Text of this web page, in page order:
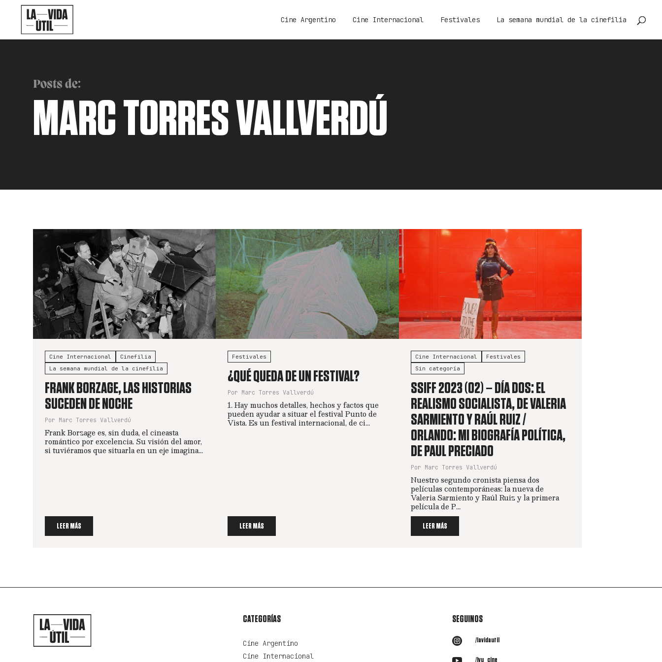
Cine Argentino Cine Internacional Festivales La semana mundial de la cinefilia
Posts de:
MARC TORRES VALLVERDÚ
Cine Internacional
Cinefilia
La semana mundial de la cinefilia
FRANK BORZAGE, LAS HISTORIAS
SUCEDEN DE NOCHE
Por Marc Torres Vallverdú
Frank Borzage es, sin duda, el cineasta
romántico por excelencia. Su visión del amor,
si tuviéramos que situarla en un eje imagina...
LEER MÁS
Festivales
¿QUÉ QUEDA DE UN FESTIVAL?
Por Marc Torres Vallverdú
1. Hay muchos detalles, hechos y factos que
pueden ayudar a situar el festival Punto de
Vista. Es un festival internacional, de ci...
LEER MÁS
Cine Internacional
Festivales
Sin categoría
SSIFF 2023 (02) – DÍA DOS: EL
REALISMO SOCIALISTA, DE VALERIA
SARMIENTO Y RAÚL RUIZ /
ORLANDO: MI BIOGRAFÍA POLÍTICA,
DE PAUL PRECIADO
Por Marc Torres Vallverdú
Nuestro segundo cronista piensa dos
películas contemporáneas: la nueva de
Valeria Sarmiento y Raúl Ruiz y la primera
película de P...
LEER MÁS
CATEGORÍAS
Cine Argentino
Cine Internacional
SEGUINOS
 /lavidautil
/lvu_cine